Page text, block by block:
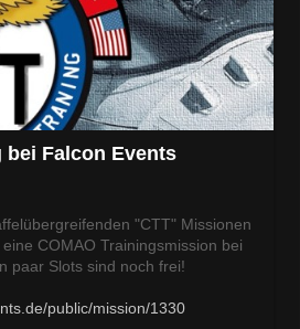
bei Falcon Events
"CTT" Missionen
COMAO Trainingsmission bei
paar Slots sind noch frei!
public/mission/1330